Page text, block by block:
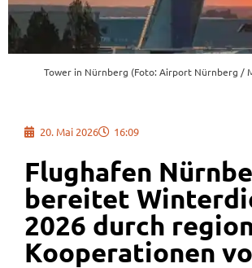
Tower in Nürnberg (Foto: Airport Nürnberg /
20. Mai 2026 16:09
Flughafen
bereitet
2026 durch
Kooperationen